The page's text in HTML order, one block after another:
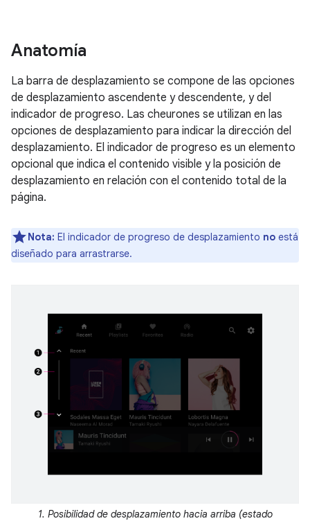
Anatomía
La barra de desplazamiento se compone de las opciones
de desplazamiento ascendente y descendente, y del
indicador de progreso. Las cheurones se utilizan en las
opciones de desplazamiento para indicar la dirección del
desplazamiento. El indicador de progreso es un elemento
opcional que indica el contenido visible y la posición de
desplazamiento en relación con el contenido total de la
página.
Nota: El indicador de progreso de desplazamiento no está
diseñado para arrastrarse.
1. Posibilidad de desplazamiento hacia arriba (estado